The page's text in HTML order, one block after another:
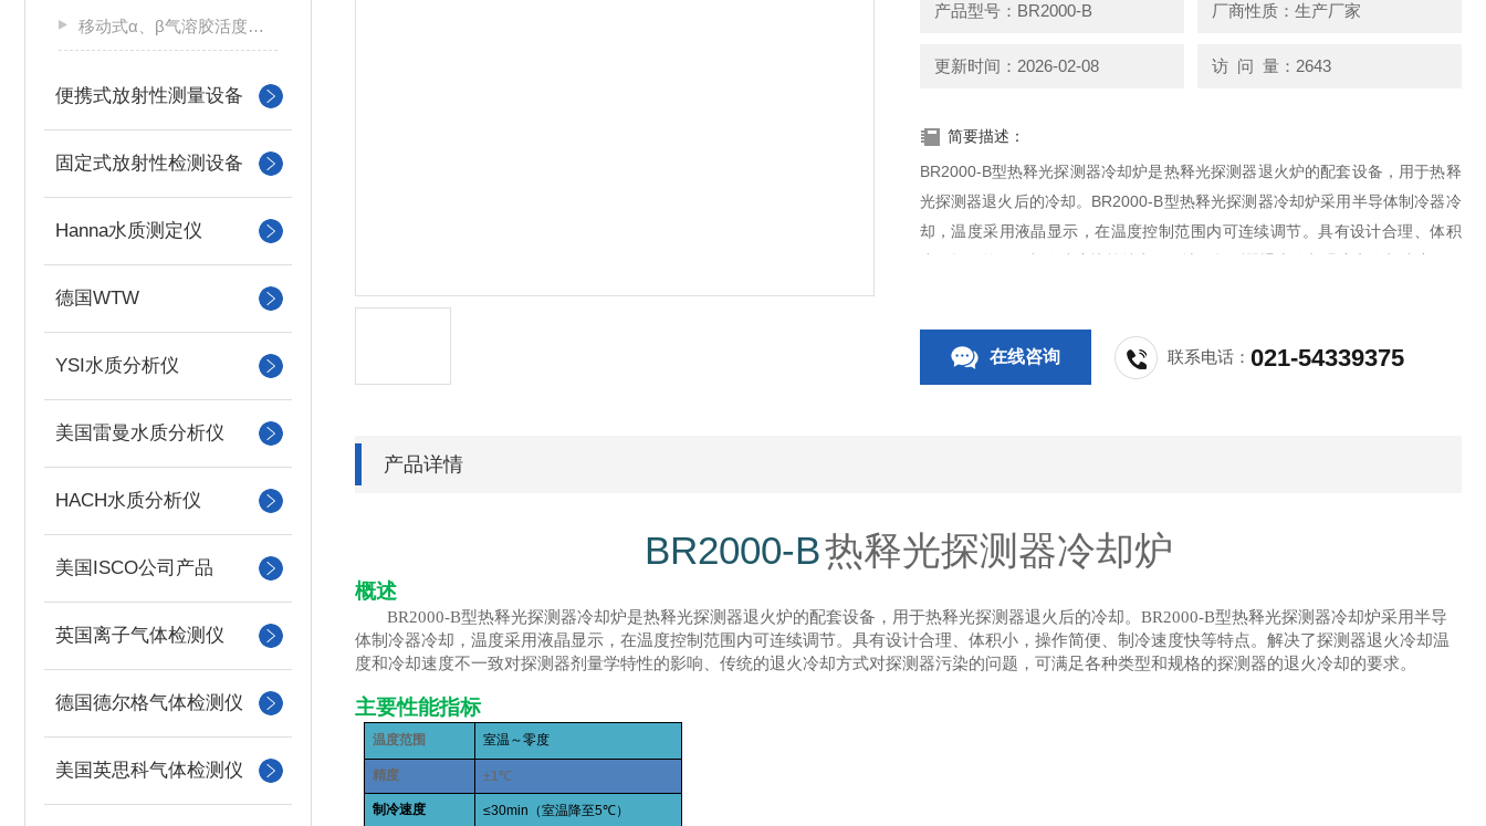
移动式α、β气溶胶活度测量仪
便携式放射性测量设备
固定式放射性检测设备
Hanna水质测定仪
德国WTW
YSI水质分析仪
美国雷曼水质分析仪
HACH水质分析仪
美国ISCO公司产品
英国离子气体检测仪
德国德尔格气体检测仪
美国英思科气体检测仪
产品型号：BR2000-B 厂商性质：生产厂家
更新时间：2026-02-08 访 问 量：2643
简要描述：
BR2000-B型热释光探测器冷却炉是热释光探测器退火炉的配套设备，用于热释
光探测器退火后的冷却。BR2000-B型热释光探测器冷却炉采用半导体制冷器冷
却，温度采用液晶显示，在温度控制范围内可连续调节。具有设计合理、体积
小，操作简便、制冷速度快等特点。解决了探测器退火冷却温度和冷却速度不一
在线咨询 联系电话：021-54339375
产品详情
BR2000-B热释光探测器冷却炉
概述
BR2000-B型热释光探测器冷却炉是热释光探测器退火炉的配套设备，用于热释光探测器退火后的冷却。BR2000-B型热释光探测器冷却炉采用半导
体制冷器冷却，温度采用液晶显示，在温度控制范围内可连续调节。具有设计合理、体积小，操作简便、制冷速度快等特点。解决了探测器退火冷却温
度和冷却速度不一致对探测器剂量学特性的影响、传统的退火冷却方式对探测器污染的问题，可满足各种类型和规格的探测器的退火冷却的要求。
主要性能指标
温度范围 室温～零度
精度 ±1℃
制冷速度 ≤30min （室温降至5℃）